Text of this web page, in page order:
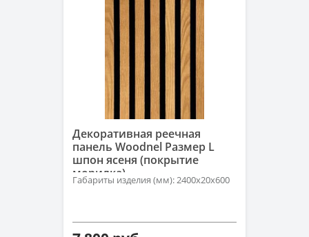
Декоративная реечная
панель Woodnel Размер L
шпон ясеня (покрытие
морилка)
Габариты изделия (мм): 2400x20x600